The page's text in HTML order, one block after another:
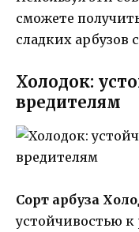
сможете
сладких арбузов
Холодок:
вредителям
Сорт арбуза
устойчивостью